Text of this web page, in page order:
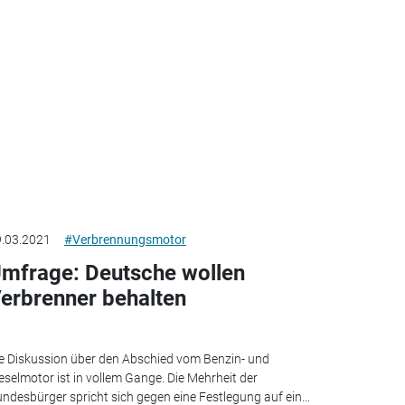
#Verbrennungsmotor
Deutsche wollen
behalten
Diskussion über den Abschied vom Benzin- und
ist in vollem Gange. Die Mehrheit der
spricht sich gegen eine Festlegung auf ein...